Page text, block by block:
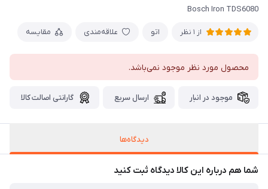
Bosch Iron TDS6080
از 1 نظر اتو علاقه‌مندی مقایسه
محصول مورد نظر موجود نمی‌باشد.
موجود در انبار ارسال سریع گارانتی اصالت کالا
دیدگاه‌ها
شما هم درباره این کالا دیدگاه ثبت کنید